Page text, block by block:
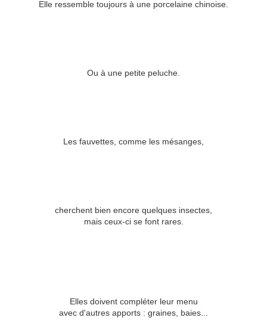
Elle ressemble toujours à une porcelaine chinoise.
Ou à une petite peluche.
Les fauvettes, comme les mésanges,
cherchent bien encore quelques insectes,
mais ceux-ci se font rares.
Elles doivent compléter leur menu
avec d'autres apports : graines, baies...